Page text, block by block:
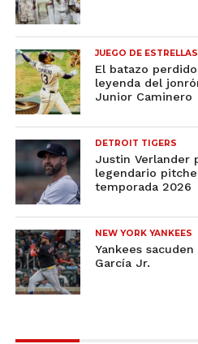
JUEGO DE ESTRELLAS
El batazo
leyenda del
Junior Caminero
DETROIT TIGERS
Justin Verlander
legendario
temporada 2026
NEW YORK YANKEES
Yankees
García Jr.